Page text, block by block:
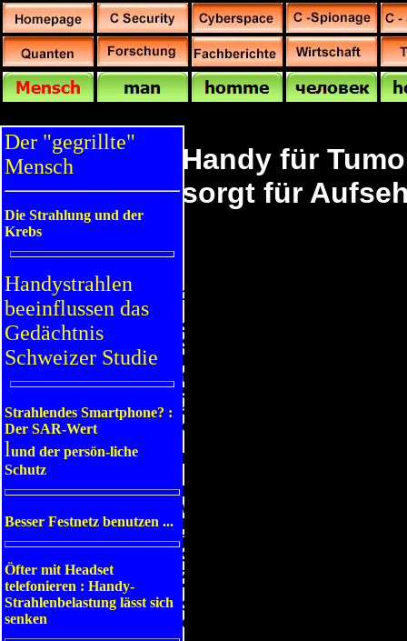
Der "gegrillte"
Mensch
Die Strahlung und der
Krebs
Handystrahlen
beeinflussen das
Gedächtnis
Schweizer Studie
Strahlendes Smartphone? :
Der SAR-Wert
lund der persön-liche
Schutz
Besser Festnetz benutzen ...
Öfter mit Headset
telefonieren : Handy-
Strahlenbelastung lässt sich
senken
Handy für
sorgt für
19. Oktober 2012, 13:41
Sieht Zusammenhang
Sammelklagen
tägliche Telefonieren mit dem
50-jähriger Manager erkrankt
am Handy verbracht. Daraufhin
erfolgreich operiert, schwere
wurde. Marcolini reichte
jedoch beim Kassationsgericht
Seite. Es sei unbestreitbar,
zurückzuführen sei.
"Ich kann das Urteil nur
Strahlen eingesehen und die
das ein Beweis, dass die